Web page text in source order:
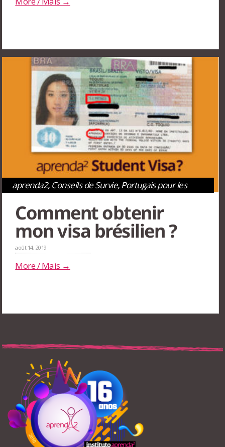
aprenda2, Conseils de Survie,Portugais pour les
Comment obtenir
mon visa brésilien ?
août 14, 2019
More / Mais →